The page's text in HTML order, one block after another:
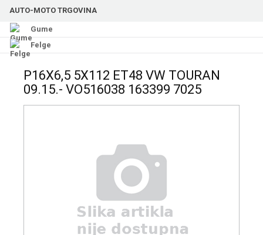
Katalog rezervnih dijelova
AUTO-MOTO TRGOVINA
Gume
Felge
P16X6,5 5X112 ET48 VW TOURAN
09.15.- VO516038 163399 7025